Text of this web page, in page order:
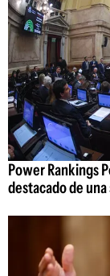
Power Rankings
destacado de